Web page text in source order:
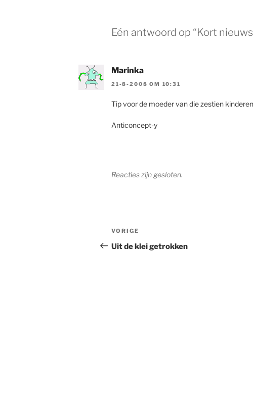
Eén antwoord op “Kort
Marinka
21-8-2008 OM 10:31
Tip voor de moeder van die zestien
Anticoncept-y
Reacties zijn gesloten.
Berichtnavigatie
Vorig
bericht
VORIGE
Uit de klei getrokken